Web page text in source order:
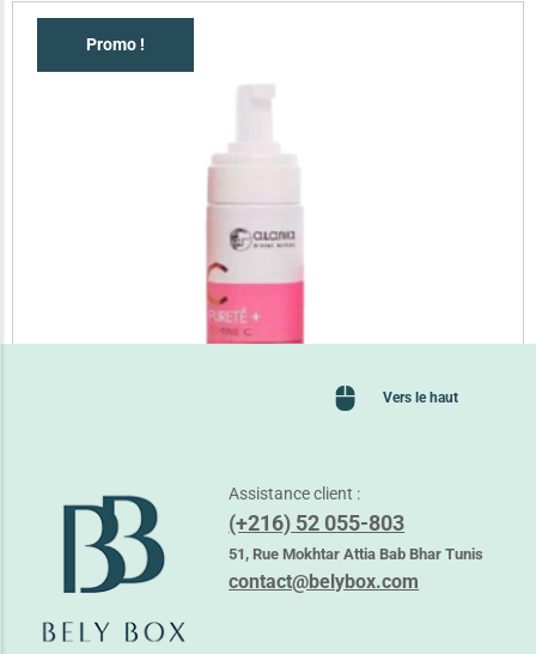
Promo !
ALANIA PURETE + VIT C MOUSSE NETTOYANTE
TND 27,750TND
Ajouter au panier
Vers le haut
Assistance client :
(+216) 52 055-803
51, Rue Mokhtar Attia Bab Bhar Tunis
contact@belybox.com